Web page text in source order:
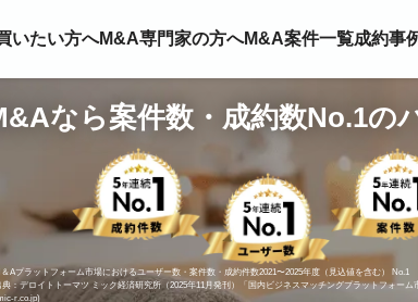
いたい方へM&A専門家の方へM&A案件一覧成約事
なら案件数・成約数No.1の
Aプラットフォーム市場におけるユーザー数・案件数・成約件数2021〜2025年度（見込値を含む） No.1
典：デロイトトーマツ ミック経済研究所（2025年11月発刊）「国内ビジネスマッチングプラットフォーム
r.co.jp)